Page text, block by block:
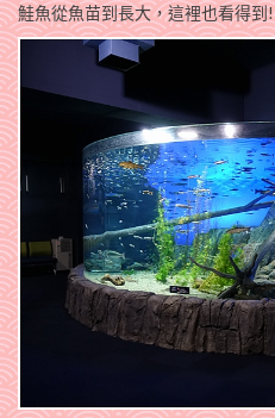
鮭魚從魚苗到長大，這裡也看得到!